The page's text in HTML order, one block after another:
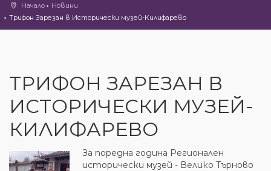
Начало
Новини
Трифон Зарезан в Исторически музей-Килифарево
ТРИФОН ЗАРЕЗАН В
ИСТОРИЧЕСКИ МУЗЕЙ-
КИЛИФАРЕВО
За поредна година Регионален
исторически музей - Велико Търново